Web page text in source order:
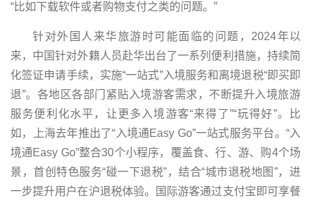
“比如下载软件或者购物支付之类的问题。”
针对外国人来华旅游时可能面临的问题，2024年以
来，中国针对外籍人员赴华出台了一系列便利措施，持续简
化签证申请手续，实施“一站式”入境服务和离境退税“即买即
退”。各地区各部门紧贴入境游客需求，不断提升入境旅游
服务便利化水平，让更多入境游客“来得了”“玩得好”。比
如，上海去年推出了“入境通Easy Go”一站式服务平台。“入
境通Easy Go”整合30个小程序，覆盖食、行、游、购4个场
景，首创特色服务“碰一下退税”，结合“城市退税地图”，进
一步提升用户在沪退税体验。国际游客通过支付宝即可享餐